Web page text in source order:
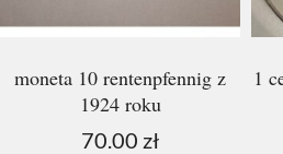
moneta 10 rentenpfennig z
1924 roku
70.00 zł
1